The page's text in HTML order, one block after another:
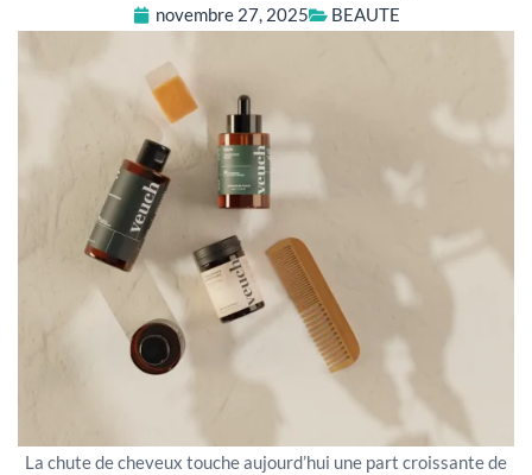
novembre 27, 2025 BEAUTE
La chute de cheveux touche aujourd’hui une part croissante de